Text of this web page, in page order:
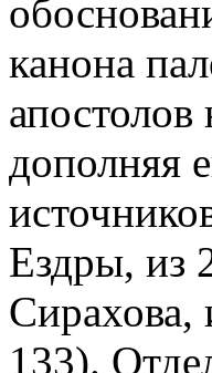
канона
апостолов
дополняя
Ездры, из
Сирахова,
133).